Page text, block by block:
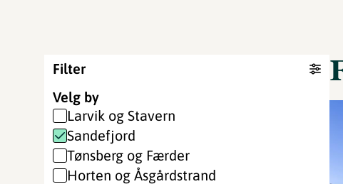
Filter
Velg by
Larvik og Stavern
Sandefjord
Tønsberg og Færder
Horten og Åsgårdstrand